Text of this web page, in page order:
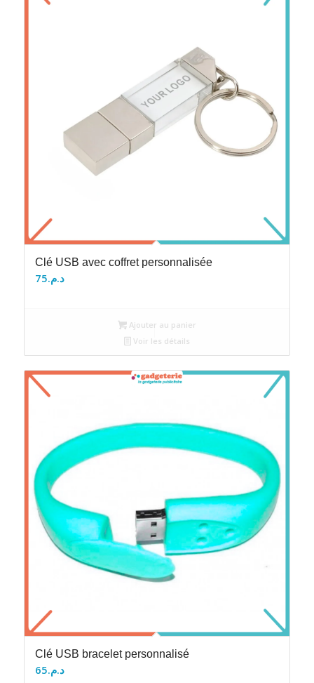
Clé USB avec coffret personnalisée
د.م.75
Ajouter au panier
Voir les détails
Clé USB bracelet personnalisé
د.م.65